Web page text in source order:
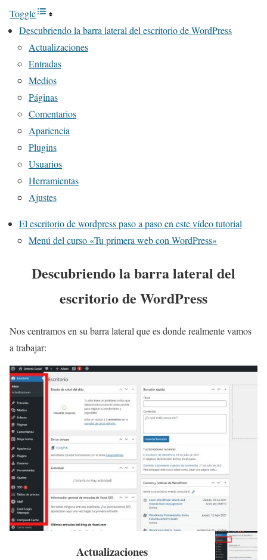
Toggle
Descubriendo la barra lateral del escritorio de WordPress
Actualizaciones
Entradas
Medios
Páginas
Comentarios
Apariencia
Plugins
Usuarios
Herramientas
Ajustes
El escritorio de wordpress paso a paso en este vídeo tutorial
Menú del curso «Tu primera web con WordPress»
Descubriendo la barra lateral del
escritorio de WordPress
Nos centramos en su barra lateral que es donde realmente vamos
a trabajar:
Actualizaciones